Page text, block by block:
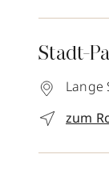
Stadt-
Lange
zum